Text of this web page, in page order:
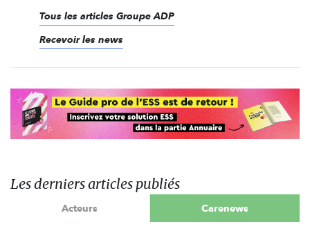
Tous les articles Groupe ADP
Recevoir les news
Les derniers articles publiés
Acteurs Carenews